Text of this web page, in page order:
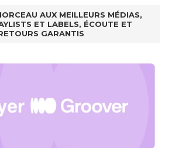
AUX MEILLEURS MÉDIAS,
ET LABELS, ÉCOUTE ET
GARANTIS